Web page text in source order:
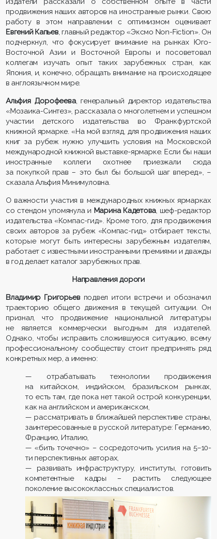
продвижения наших авторов на иностранные рынки. Свою
работу в этом направлении с оптимизмом оценивает
Евгений Капьев, главный редактор «Эксмо Non-Fiction». Он
подчеркнул, что фокусирует внимание на рынках Юго-
Восточной Азии и Восточной Европы и посоветовал
коллегам изучать опыт таких зарубежных стран, как
Япония, и, конечно, обращать внимание на происходящее
в англоязычном мире.
Альфия Дорофеева, генеральный директор издательства
«Мозаика-Синтез», рассказала о многолетнем и успешном
участии детского издательства во Франкфуртской
книжной ярмарке. «На мой взгляд, для продвижения наших
книг за рубеж нужно улучшить условия на Московской
международной книжной выставке-ярмарке. Если бы наши
иностранные коллеги охотнее приезжали сюда
за покупкой прав – это был бы большой шаг вперед», –
сказала Альфия Минимуловна.
О важности участия в международных книжных ярмарках
со стендом упомянула и Марина Кадетова , шеф-редактор
издательства «Компас-гид». Кроме того, для продвижения
своих авторов за рубеж «Компас-гид» отбирает тексты,
которые могут быть интересны зарубежным издателям,
работает с известными иностранными премиями и дважды
в год делает каталог зарубежных прав.
Направления дороги
Владимир Григорьевподвел итоги встречи и обозначил
траекторию общего движения в текущей ситуации. Он
признал, что продвижение национальной литературы
не является коммерчески выгодным для издателей.
Однако, чтобы исправить сложившуюся ситуацию, всему
профессиональному сообществу стоит предпринять ряд
конкретных мер, а именно:
— отрабатывать технологии продвижения
на китайском, индийском, бразильском рынках,
то есть там, где пока нет такой острой конкуренции,
как на английском и американском,
— рассматривать в ближайшей перспективе страны,
заинтересованные в русской литературе: Германию,
Францию, Италию,
— «бить точечно» – сосредоточить усилия на 5–10-
ти перспективных авторах,
— развивать инфраструктуру, институты, готовить
компетентные кадры – растить следующее
поколение высококлассных специалистов.